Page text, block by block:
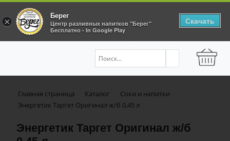
Главная страница Каталог
Соки и напитки
Энергетик Таргет Оригинал ж/б 0,45 л
Энергетик Таргет Оригинал ж/б
×
Берег
Центр разливных напитков "Берег"
Бесплатно - In Google Play
Скачать